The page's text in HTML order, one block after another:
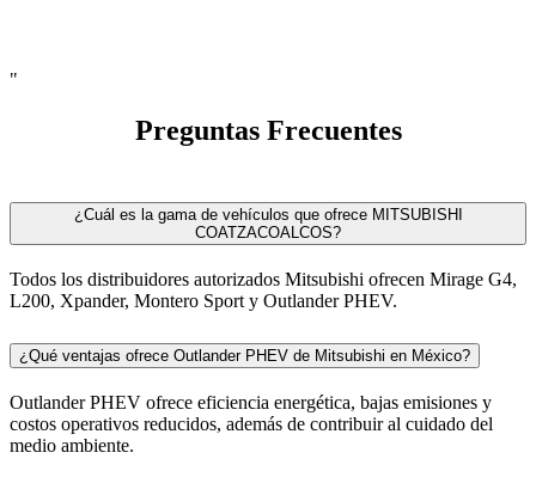
"
Preguntas Frecuentes
¿Cuál es la gama de vehículos que ofrece MITSUBISHI
COATZACOALCOS?
Todos los distribuidores autorizados Mitsubishi ofrecen Mirage G4,
L200, Xpander, Montero Sport y Outlander PHEV.
¿Qué ventajas ofrece Outlander PHEV de Mitsubishi en México?
Outlander PHEV ofrece eficiencia energética, bajas emisiones y
costos operativos reducidos, además de contribuir al cuidado del
medio ambiente.